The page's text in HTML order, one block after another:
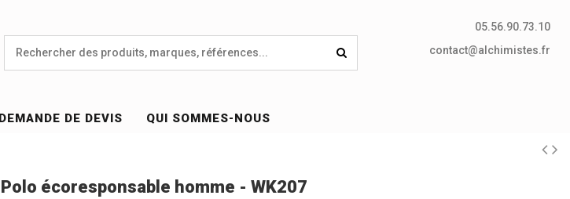
05.56.90.73.10
contact@alchimistes.fr
DEMANDE DE DEVIS QUI SOMMES-NOUS
Polo écoresponsable homme - WK207